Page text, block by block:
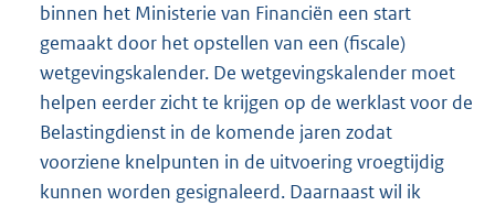
binnen het Ministerie van Financiën een start
gemaakt door het opstellen van een (fiscale)
wetgevingskalender. De wetgevingskalender moet
helpen eerder zicht te krijgen op de werklast voor de
Belastingdienst in de komende jaren zodat
voorziene knelpunten in de uitvoering vroegtijdig
kunnen worden gesignaleerd. Daarnaast wil ik